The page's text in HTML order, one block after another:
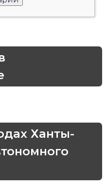
Ханты-